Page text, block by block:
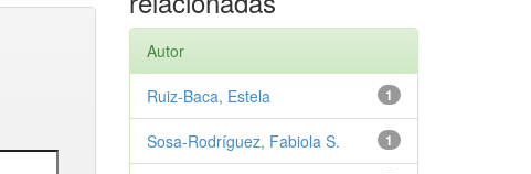
Autor
1
Ruiz‑Baca, Estela
1
Sosa‑Rodríguez, Fabiola S.